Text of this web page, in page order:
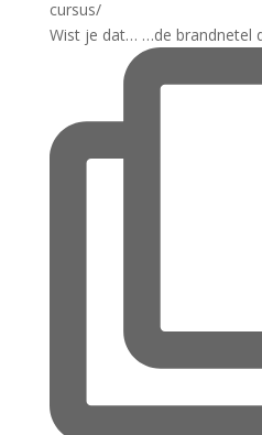
Wist je dat… …de brandnetel